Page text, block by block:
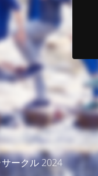
ークル 2024